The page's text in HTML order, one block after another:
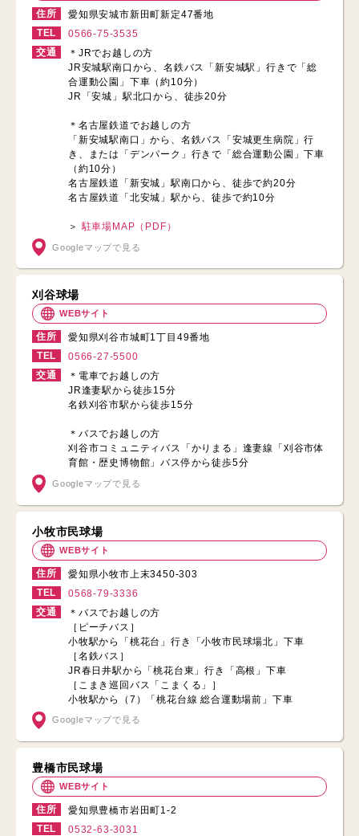
住所
愛知県安城市新田町新定47番地
TEL
0566-75-3535
交通
＊JRでお越しの方
JR安城駅南口から、名鉄バス「新安城駅」行きで「総
合運動公園」下車（約10分）
JR「安城」駅北口から、徒歩20分
＊名古屋鉄道でお越しの方
「新安城駅南口」から、名鉄バス「安城更生病院」行
き、または「デンパーク」行きで「総合運動公園」下車
（約10分）
名古屋鉄道「新安城」駅南口から、徒歩で約20分
名古屋鉄道「北安城」駅から、徒歩で約10分
＞駐車場MAP（PDF）
Googleマップで見る
刈谷球場
WEBサイト
住所
愛知県刈谷市城町1丁目49番地
TEL
0566-27-5500
交通
＊電車でお越しの方
JR逢妻駅から徒歩15分
名鉄刈谷市駅から徒歩15分
＊バスでお越しの方
刈谷市コミュニティバス「かりまる」逢妻線「刈谷市体
育館・歴史博物館」バス停から徒歩5分
Googleマップで見る
小牧市民球場
WEBサイト
住所
愛知県小牧市上末3450-303
TEL
0568-79-3336
交通
＊バスでお越しの方
［ピーチバス］
小牧駅から「桃花台」行き「小牧市民球場北」下車
［名鉄バス］
JR春日井駅から「桃花台東」行き「高根」下車
［こまき巡回バス「こまくる」］
小牧駅から（7）「桃花台線 総合運動場前」下車
Googleマップで見る
豊橋市民球場
WEBサイト
住所
愛知県豊橋市岩田町1-2
TEL
0532-63-3031